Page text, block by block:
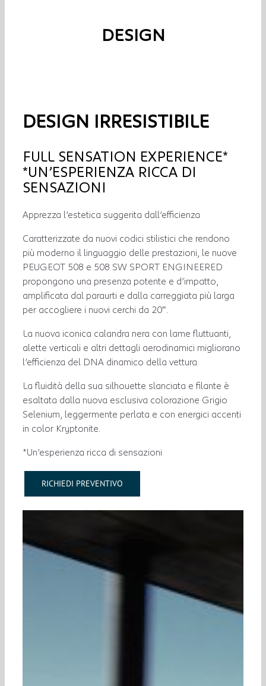
DESIGN
DESIGN IRRESISTIBILE
FULL SENSATION EXPERIENCE*
*UN’ESPERIENZA RICCA DI
SENSAZIONI
Apprezza l’estetica suggerita dall’efficienza
Caratterizzate da nuovi codici stilistici che rendono
più moderno il linguaggio delle prestazioni, le nuove
PEUGEOT 508 e 508 SW SPORT ENGINEERED
propongono una presenza potente e d’impatto,
amplificata dal paraurti e dalla carreggiata più larga
per accogliere i nuovi cerchi da 20″.
La nuova iconica calandra nera con lame fluttuanti,
alette verticali e altri dettagli aerodinamici migliorano
l’efficienza del DNA dinamico della vettura.
La fluidità della sua silhouette slanciata e filante è
esaltata dalla nuova esclusiva colorazione Grigio
Selenium, leggermente perlata e con energici accenti
in color Kryptonite.
*Un’esperienza ricca di sensazioni
RICHIEDI PREVENTIVO